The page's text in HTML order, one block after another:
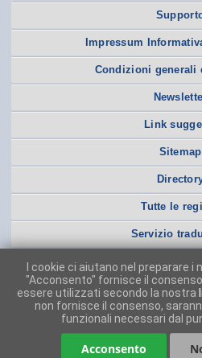
Impressum
Condizioni generali
Link
Sitemap
Tutte le
Servizio
I cookie ci aiutano nel preparare
"Acconsento" fornisce il
essere utilizzati secondo la nostra
non fornisce il consenso,
funzionali necessari dal